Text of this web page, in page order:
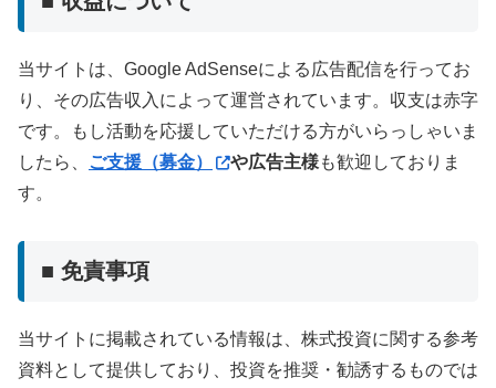
当サイトは、Google AdSenseによる広告配信を行ってお
り、その広告収入によって運営されています。収支は赤字
です。もし活動を応援していただける方がいらっしゃいま
したら、 ご支援（募金） や広告主様も歓迎しておりま
す。
■ 免責事項
当サイトに掲載されている情報は、株式投資に関する参考
資料として提供しており、投資を推奨・勧誘するものでは